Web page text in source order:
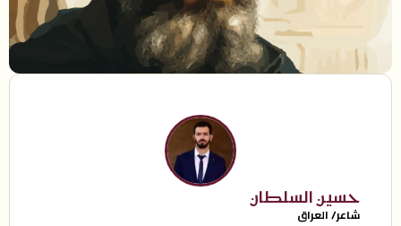
حسين السلطان
شاعر/ العراق